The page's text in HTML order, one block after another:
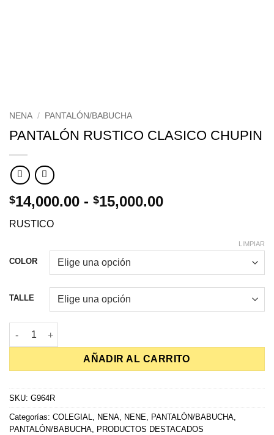
NENA / PANTALÓN/BABUCHA
PANTALÓN RUSTICO CLASICO CHUPIN
$14,000.00 - $15,000.00Rango
hasta
$15,000.00
RUSTICO
COLOR
TALLE
LIMPIAR
PANTALÓN RUSTICO CLASICO CHUPIN cantidad
AÑADIR AL CARRITO
SKU: G964R
Categorías: COLEGIAL, NENA, NENE, PANTALÓN/BABUCHA,
PANTALÓN/BABUCHA, PRODUCTOS DESTACADOS